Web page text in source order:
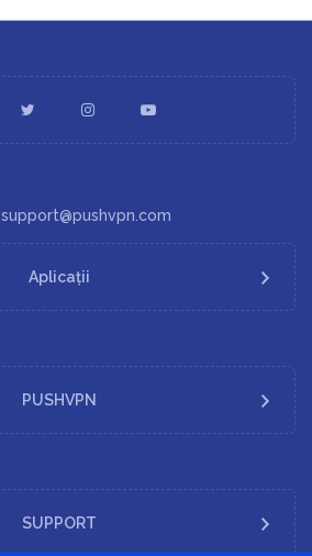
support@pushvpn.com
Aplicații
PUSHVPN
SUPPORT